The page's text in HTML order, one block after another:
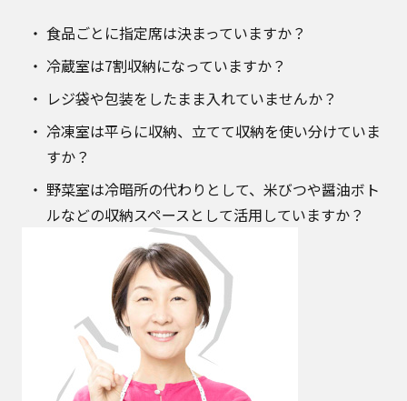
食品ごとに指定席は決まっていますか？
冷蔵室は7割収納になっていますか？
レジ袋や包装をしたまま入れていませんか？
冷凍室は平らに収納、立てて収納を使い分けていま
すか？
野菜室は冷暗所の代わりとして、米びつや醤油ボト
ルなどの収納スペースとして活用していますか？